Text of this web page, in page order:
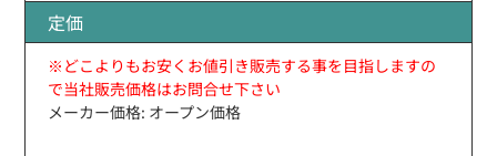
定価
※どこよりもお安くお値引き販売する事を目指しますの
で当社販売価格はお問合せ下さい
メーカー価格: オープン価格